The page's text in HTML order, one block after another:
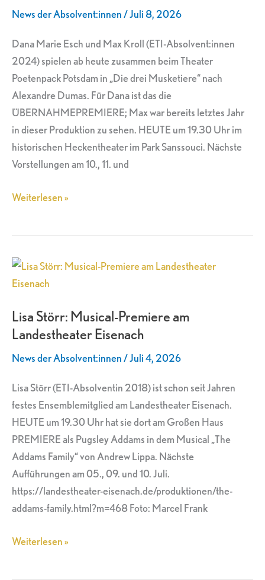
News der Absolvent:innen/Juli 8, 2026
Dana Marie Esch und Max Kroll (ETI-Absolvent:innen
2024) spielen ab heute zusammen beim Theater
Poetenpack Potsdam in „Die drei Musketiere“ nach
Alexandre Dumas. Für Dana ist das die
ÜBERNAHMEPREMIERE; Max war bereits letztes Jahr
in dieser Produktion zu sehen. HEUTE um 19.30 Uhr im
historischen Heckentheater im Park Sanssouci. Nächste
Vorstellungen am 10., 11. und
Kroll
„Die
drei
Musketiere“
in
Potsdam
Weiterlesen »
Lisa Störr: Musical-Premiere am
Landestheater Eisenach
News der Absolvent:innen/Juli 4, 2026
Lisa Störr (ETI-Absolventin 2018) ist schon seit Jahren
festes Ensemblemitglied am Landestheater Eisenach.
HEUTE um 19.30 Uhr hat sie dort am Großen Haus
PREMIERE als Pugsley Addams in dem Musical „The
Addams Family“ von Andrew Lippa. Nächste
Aufführungen am 05., 09. und 10. Juli.
https://landestheater-eisenach.de/produktionen/the-
addams-family.html?m=468 Foto: Marcel Frank
Lisa
Störr:
Premiere
am
Landestheater
Weiterlesen »